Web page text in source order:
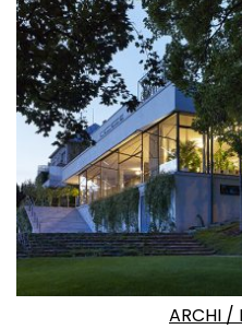
ARCHI /